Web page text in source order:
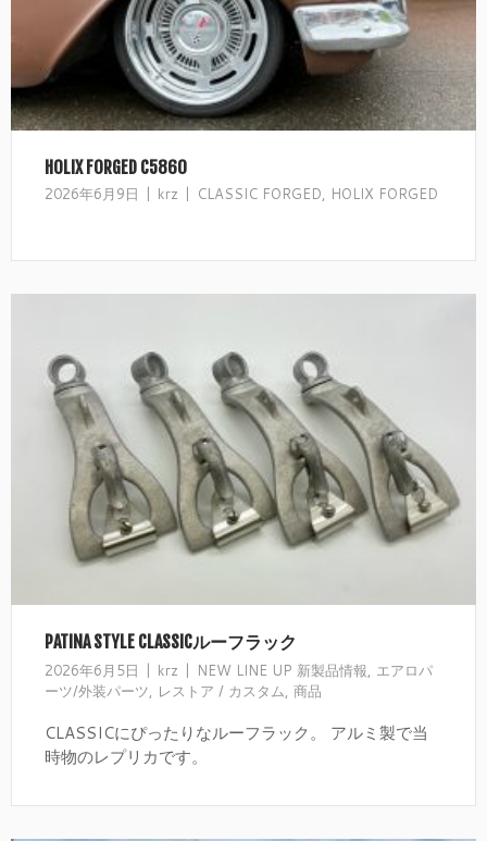
HOLIX FORGED C5860
2026年6月9日 krz CLASSIC FORGED HOLIX FORGED
PATINA STYLE CLASSICルーフラック
2026年6月5日 krz NEW LINE UP 新製品情報, エアロパ
ーツ/外装パーツ, レストア / カスタム, 商品
CLASSICにぴったりなルーフラック。 アルミ製で当
時物のレプリカです。